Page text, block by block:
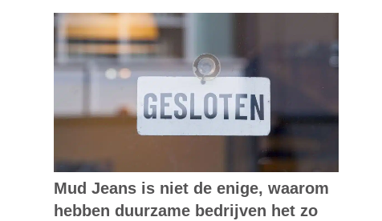
Mud Jeans is niet de enige, waarom
hebben duurzame bedrijven het zo